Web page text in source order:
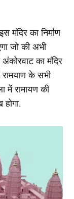
मंदिर का निर्माण
जो की अभी
का मंदिर
के सभी
में रामायण की